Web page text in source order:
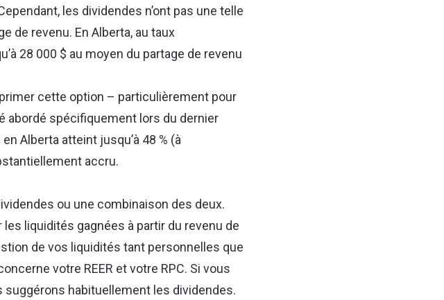
les dividendes n’ont pas une telle
de revenu. En Alberta, au taux
28 000 $ au moyen du partage de revenu
cette option – particulièrement pour
abordé spécifiquement lors du dernier
Alberta atteint jusqu’à 48 % (à
accru.
ou une combinaison des deux.
liquidités gagnées à partir du revenu de
de vos liquidités tant personnelles que
votre REER et votre RPC. Si vous
suggérons habituellement les dividendes.